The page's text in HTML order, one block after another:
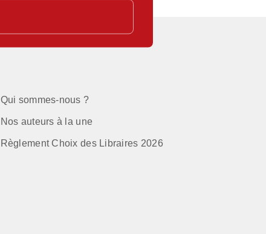
Qui sommes-nous ?
Nos auteurs à la une
Règlement Choix des Libraires 2026